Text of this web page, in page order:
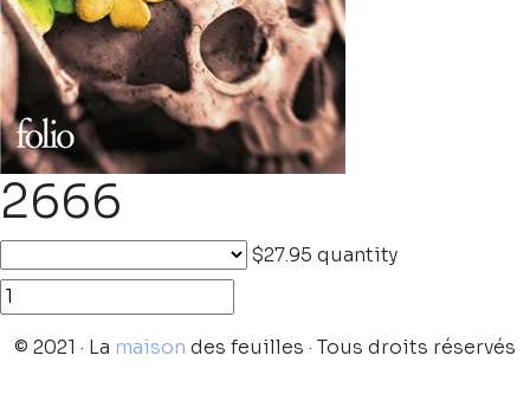
2666
$27.95 quantity
© 2021 · La maison des feuilles · Tous droits réservés